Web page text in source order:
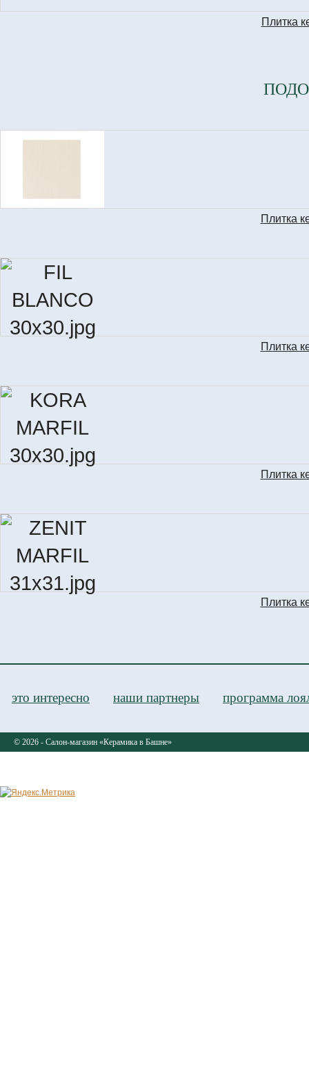
Плитка
Плитка
Плитка
Плитка
Плитка
это интересно наши партнеры программа
© 2026 - Салон-магазин «Керамика в Башне»